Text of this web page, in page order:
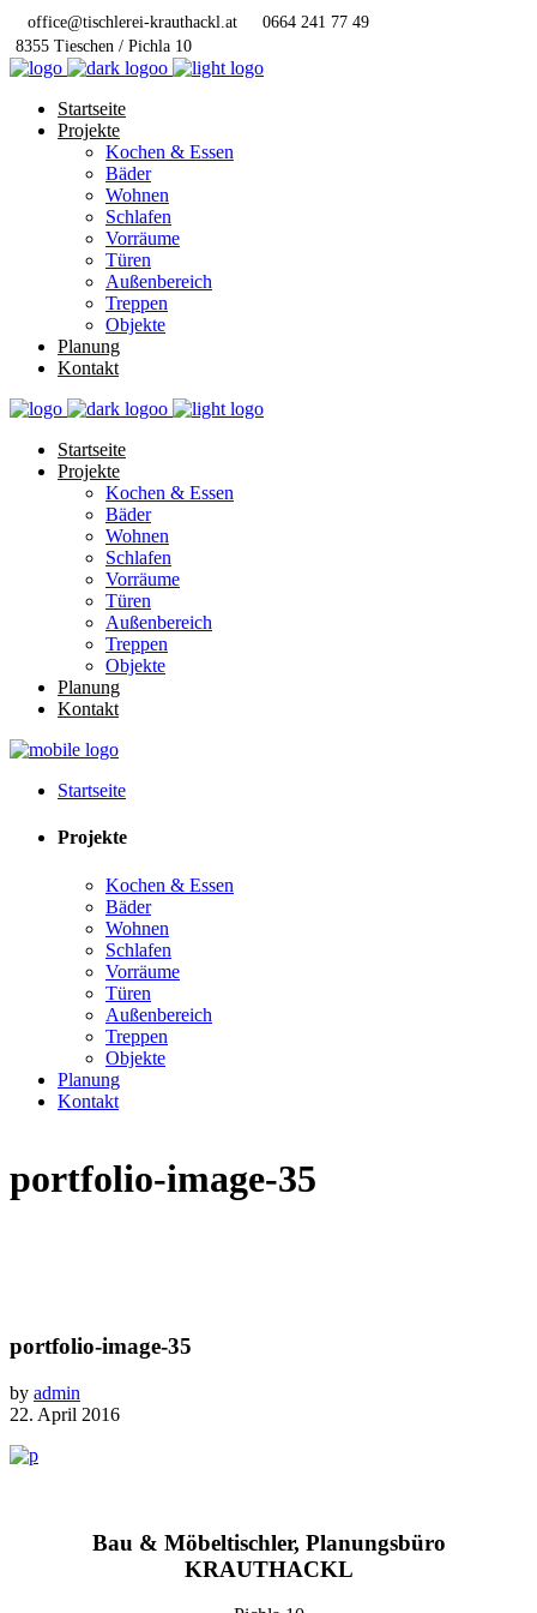
office@tischlerei-krauthackl.at
0664 241 77 49
8355 Tieschen / Pichla 10
Startseite
Projekte
Kochen & Essen
Bäder
Wohnen
Schlafen
Vorräume
Türen
Außenbereich
Treppen
Objekte
Planung
Kontakt
Startseite
Projekte
Kochen & Essen
Bäder
Wohnen
Schlafen
Vorräume
Türen
Außenbereich
Treppen
Objekte
Planung
Kontakt
Startseite
Projekte
Kochen & Essen
Bäder
Wohnen
Schlafen
Vorräume
Türen
Außenbereich
Treppen
Objekte
Planung
Kontakt
portfolio-image-35
portfolio-image-35
by admin
22. April 2016
Bau & Möbeltischler, Planungsbüro
KRAUTHACKL